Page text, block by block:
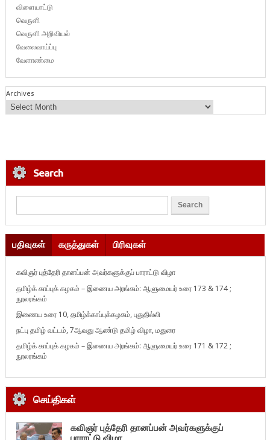
விளையாட்டு
வெருளி
வெருளி அறிவியல்
வேலைவாய்ப்பு
வேளாண்மை
Archives
Search
பதிவுகள் கருத்துகள் பிரிவுகள்
கவிஞர் புத்தேரி தானப்பன் அவர்களுக்குப் பாராட்டு விழா
தமிழ்க் காப்புக் கழகம் – இணைய அரங்கம்: ஆளுமையர் உரை 173 & 174 ;
நூலரங்கம்
இணைய உரை 10, தமிழ்க்காப்புக்கழகம், புதுதில்லி
நட்பு தமிழ் வட்டம், 7ஆவது ஆண்டு தமிழ் விழா, மதுரை
தமிழ்க் காப்புக் கழகம் – இணைய அரங்கம்: ஆளுமையர் உரை 171 & 172 ;
நூலரங்கம்
செய்திகள்
கவிஞர் புத்தேரி தானப்பன் அவர்களுக்குப்
பாராட்டு விழா